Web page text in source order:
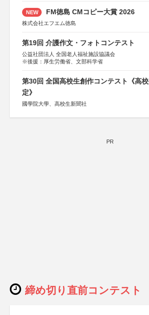
NEW FM徳島 CMコピー大賞 2026
株式会社エフエム徳島
第19回 介護作文・フォトコンテスト
公益社団法人 全国老人福祉施設協議会
※後援：厚生労働省、文部科学省
第30回 全国高校生創作コンテスト《高
定》
國學院大學、高校生新聞社
PR
締め切り直前コンテスト